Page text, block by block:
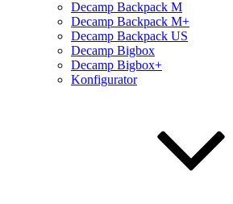
Decamp Backpack M
Decamp Backpack M+
Decamp Backpack US
Decamp Bigbox
Decamp Bigbox+
Konfigurator